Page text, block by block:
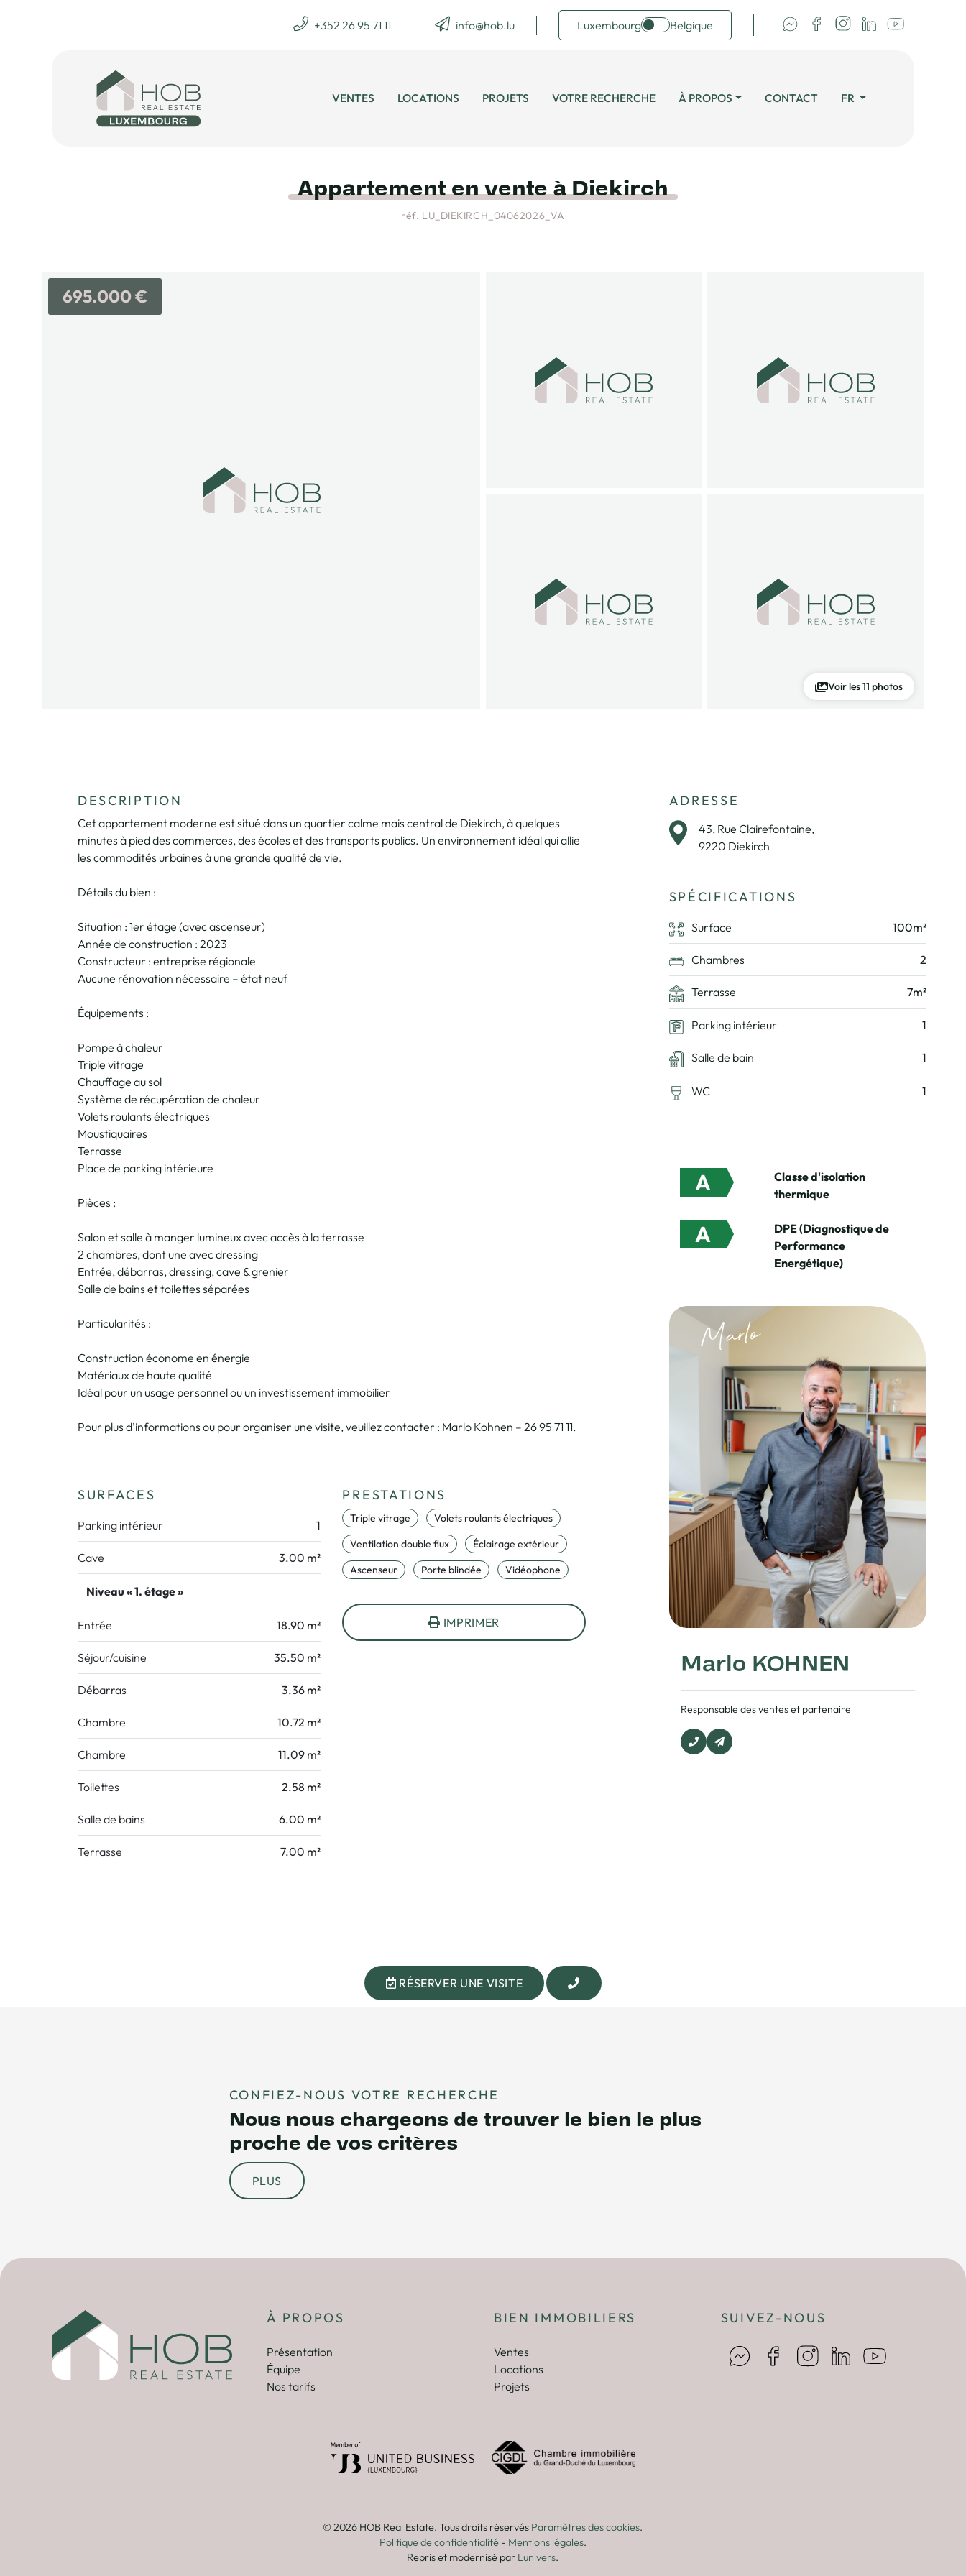
+352 26 95 71 11 info@hob.lu Luxembourg Belgique
VENTES LOCATIONS PROJETS VOTRE RECHERCHE À PROPOS CONTACT FR
Appartement en vente à Diekirch
réf. LU_DIEKIRCH_04062026_VA
695.000 €
Voir les 11 photos
DESCRIPTION
Cet appartement moderne est situé dans un quartier calme mais central de Diekirch, à quelques
minutes à pied des commerces, des écoles et des transports publics. Un environnement idéal qui allie
les commodités urbaines à une grande qualité de vie.
Détails du bien :
Situation : 1er étage (avec ascenseur)
Année de construction : 2023
Constructeur : entreprise régionale
Aucune rénovation nécessaire – état neuf
Équipements :
Pompe à chaleur
Triple vitrage
Chauffage au sol
Système de récupération de chaleur
Volets roulants électriques
Moustiquaires
Terrasse
Place de parking intérieure
Pièces :
Salon et salle à manger lumineux avec accès à la terrasse
2 chambres, dont une avec dressing
Entrée, débarras, dressing, cave & grenier
Salle de bains et toilettes séparées
Particularités :
Construction économe en énergie
Matériaux de haute qualité
Idéal pour un usage personnel ou un investissement immobilier
Pour plus d’informations ou pour organiser une visite, veuillez contacter : Marlo Kohnen – 26 95 71 11.
SURFACES
Parking intérieur 1
Cave 3.00 m²
Niveau « 1. étage »
Entrée 18.90 m²
Séjour/cuisine 35.50 m²
Débarras 3.36 m²
Chambre 10.72 m²
Chambre 11.09 m²
Toilettes 2.58 m²
Salle de bains 6.00 m²
Terrasse 7.00 m²
PRESTATIONS
Triple vitrage
Volets roulants électriques
Ventilation double flux
Éclairage extérieur
Ascenseur
Porte blindée Vidéophone
IMPRIMER
ADRESSE
43, Rue Clairefontaine,
9220 Diekirch
SPÉCIFICATIONS
Surface 100m²
Chambres 2
Terrasse 7m²
Parking intérieur 1
Salle de bain 1
WC 1
A
Classe d'isolation
thermique
A
DPE (Diagnostique de
Performance
Energétique)
Marlo KOHNEN
Responsable des ventes et partenaire
RÉSERVER UNE VISITE
CONFIEZ-NOUS VOTRE RECHERCHE
Nous nous chargeons de trouver le bien le plus
proche de vos critères
PLUS
À PROPOS
Présentation
Équipe
Nos tarifs
BIEN IMMOBILIERS
Ventes
Locations
Projets
SUIVEZ-NOUS
© 2026 HOB Real Estate. Tous droits réservés Paramètres des cookies.
Politique de confidentialité- Mentions légales.
Repris et modernisé par Lunivers.